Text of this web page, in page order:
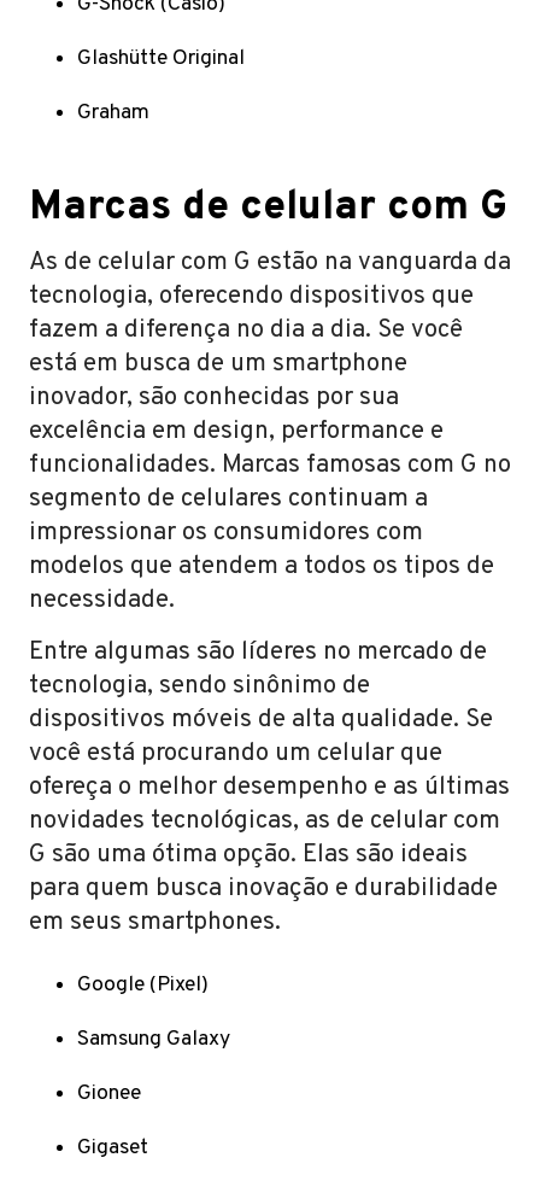
Glashütte Original
Graham
Marcas de celular com G
As de celular com G estão na vanguarda da
tecnologia, oferecendo dispositivos que
fazem a diferença no dia a dia. Se você
está em busca de um smartphone
inovador, são conhecidas por sua
excelência em design, performance e
funcionalidades. Marcas famosas com G no
segmento de celulares continuam a
impressionar os consumidores com
modelos que atendem a todos os tipos de
necessidade.
Entre algumas são líderes no mercado de
tecnologia, sendo sinônimo de
dispositivos móveis de alta qualidade. Se
você está procurando um celular que
ofereça o melhor desempenho e as últimas
novidades tecnológicas, as de celular com
G são uma ótima opção. Elas são ideais
para quem busca inovação e durabilidade
em seus smartphones.
Google (Pixel)
Samsung Galaxy
Gionee
Gigaset